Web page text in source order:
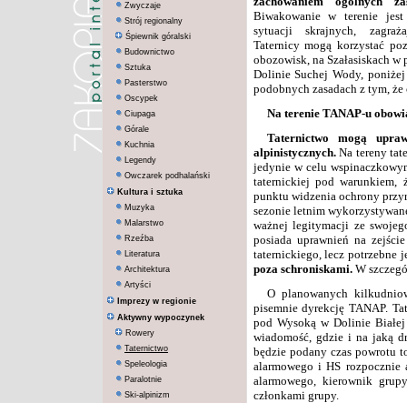
Zwyczaje
Strój regionalny
Śpiewnik góralski
Budownictwo
Sztuka
Pasterstwo
Oscypek
Ciupaga
Górale
Kuchnia
Legendy
Owczarek podhalański
Kultura i sztuka
Muzyka
Malarstwo
Rzeźba
Literatura
Architektura
Artyści
Imprezy w regionie
Aktywny wypoczynek
Rowery
Taternictwo
Speleologia
Paralotnie
Ski-alpinizm
Biwakowanie w terenie
sytuacji skrajnych,
Taternicy mogą korzystać
obozowisk, na Szałasiskach
Dolinie Suchej Wody,
podobnych zasadach z tym,
Na terenie TANAP-u
Taternictwo mogą
alpinistycznych.Na tereny
jedynie w celu
taternickiej pod warunkiem,
punktu widzenia ochrony
sezonie letnim
ważnej legitymacji ze
posiada uprawnień na
taternickiego, lecz potrzebne
poza schroniskami.W
O planowanych
pisemnie dyrekcję TANAP.
pod Wysoką w Dolinie
wiadomość, gdzie i na jaką
będzie podany czas powrotu
alarmowego i HS rozpocznie
alarmowego, kierownik
członkami grupy.